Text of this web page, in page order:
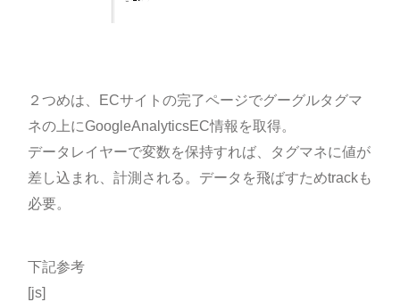
２つめは、ECサイトの完了ページでグーグルタグマ
ネの上にGoogleAnalyticsEC情報を取得。
データレイヤーで変数を保持すれば、タグマネに値が
差し込まれ、計測される。データを飛ばすためtrackも
必要。
下記参考
[js]